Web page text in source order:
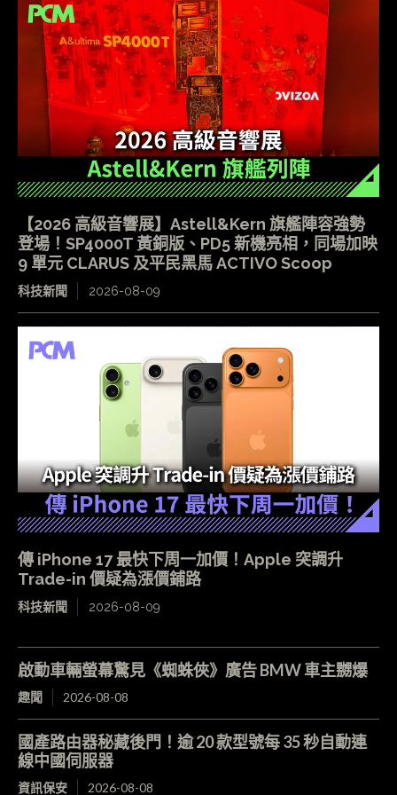
【2026 高級音響展】Astell&Kern 旗艦陣容強勢
登場！SP4000T 黃銅版、PD5 新機亮相，同場加映
9 單元 CLARUS 及平民黑馬 ACTIVO Scoop
科技新聞 2026-08-09
傳 iPhone 17 最快下周一加價！Apple 突調升
Trade-in 價疑為漲價鋪路
科技新聞 2026-08-09
啟動車輛螢幕驚見《蜘蛛俠》廣告 BMW 車主嬲爆
趣聞 2026-08-08
國產路由器秘藏後門！逾 20 款型號每 35 秒自動連
線中國伺服器
資訊保安 2026-08-08